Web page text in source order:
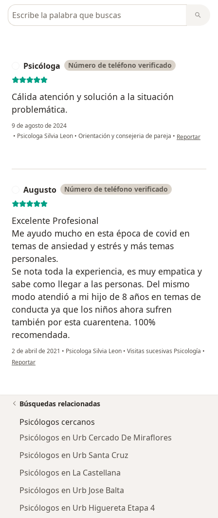
Busca en opiniones
Psicóloga Número de teléfono verificado
Cálida atención y solución a la situación
problemática.
9 de agosto de 2024
• Psicologa Silvia Leon • Orientación y consejeria de pareja • en opinión del
Reportar
Augusto Número de teléfono verificado
Excelente Profesional
Me ayudo mucho en esta época de covid en
temas de ansiedad y estrés y más temas
personales.
Se nota toda la experiencia, es muy empatica y
sabe como llegar a las personas. Del mismo
modo atendió a mi hijo de 8 años en temas de
conducta ya que los niños ahora sufren
también por esta cuarentena. 100%
recomendada.
2 de abril de 2021 • Psicologa Silvia Leon • Visitas sucesivas Psicología •
en opinión del usuario Augusto
Reportar
Búsquedas relacionadas
Psicólogos cercanos
Psicólogos en Urb Cercado De Miraflores
Psicólogos en Urb Santa Cruz
Psicólogos en La Castellana
Psicólogos en Urb Jose Balta
Psicólogos en Urb Higuereta Etapa 4